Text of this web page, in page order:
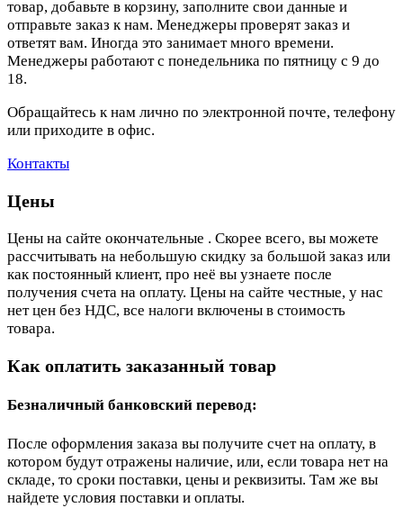
товар, добавьте в корзину, заполните свои данные и
отправьте заказ к нам. Менеджеры проверят заказ и
ответят вам. Иногда это занимает много времени.
Менеджеры работают с понедельника по пятницу с 9 до
18.
Обращайтесь к нам лично по электронной почте, телефону
или приходите в офис.
Контакты
Цены
Цены на сайте окончательные . Скорее всего, вы можете
рассчитывать на небольшую скидку за большой заказ или
как постоянный клиент, про неё вы узнаете после
получения счета на оплату. Цены на сайте честные, у нас
нет цен без НДС, все налоги включены в стоимость
товара.
Как оплатить заказанный товар
Безналичный банковский перевод:
После оформления заказа вы получите счет на оплату, в
котором будут отражены наличие, или, если товара нет на
складе, то сроки поставки, цены и реквизиты. Там же вы
найдете условия поставки и оплаты.